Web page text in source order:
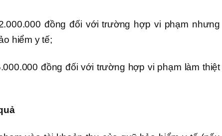
đồng đối với trường hợp vi phạm nhưng
hiểm y tế;
đồng đối với trường hợp vi phạm làm thiệt